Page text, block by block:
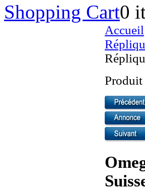
Shopping Cart0
Accueil